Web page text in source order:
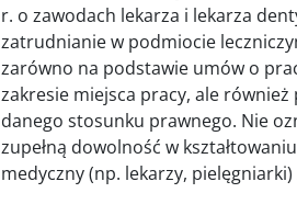
r. o zawodach lekarza i lekarza
zatrudnianie w podmiocie
zarówno na podstawie umów o
zakresie miejsca pracy, ale
danego stosunku prawnego. Nie
zupełną dowolność w
medyczny (np. lekarzy,